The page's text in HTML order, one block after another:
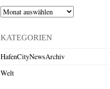
Archiv
KATEGORIEN
HafenCityNewsArchiv
Welt